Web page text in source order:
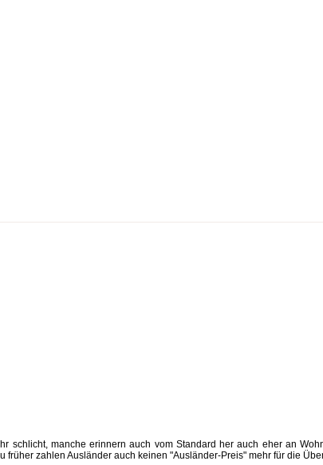
schlicht, manche erinnern auch vom Standard her auch eher an
früher zahlen Ausländer auch keinen "Ausländer-Preis" mehr für die